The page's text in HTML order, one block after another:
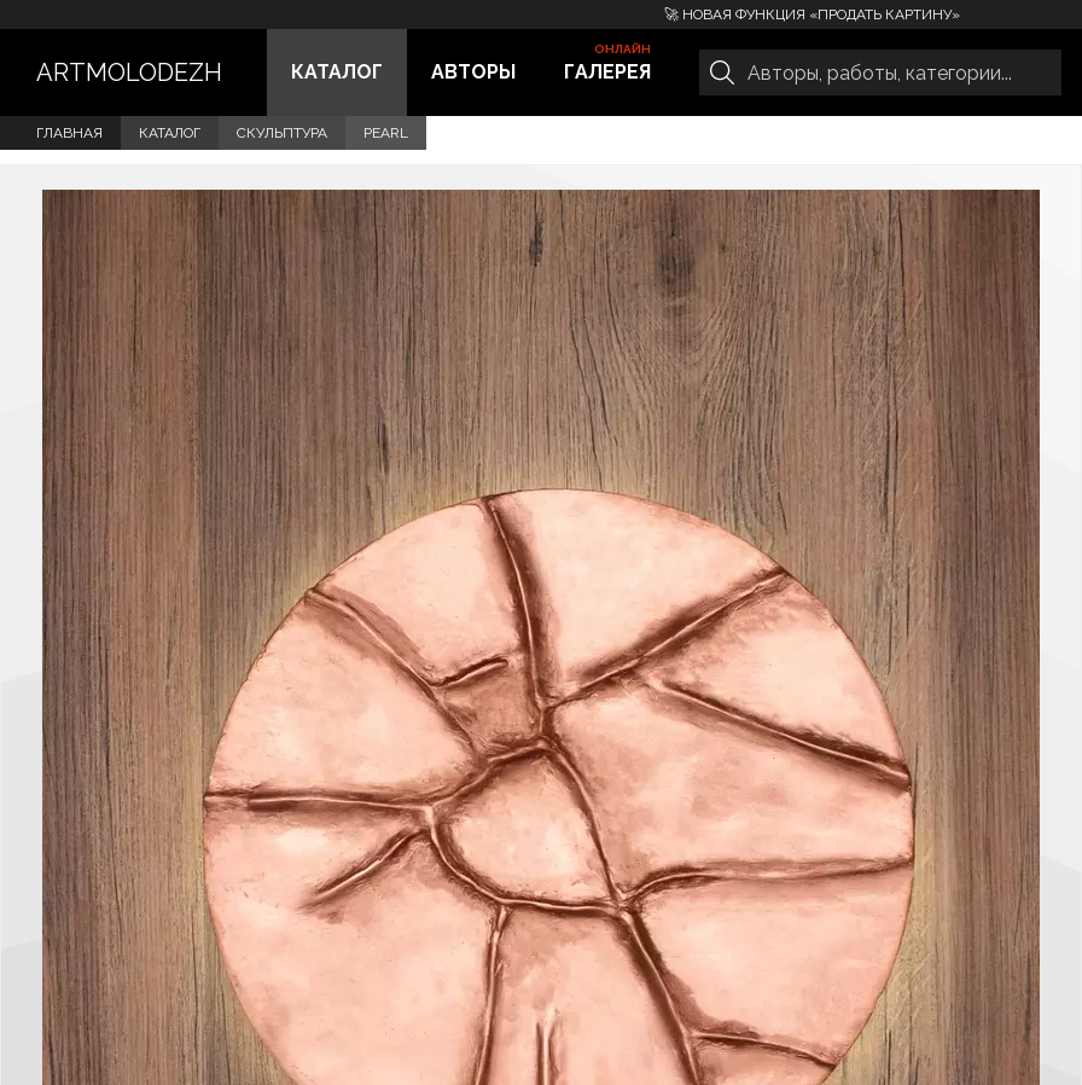
🚀 НОВАЯ ФУНКЦИЯ «ПРОДАТЬ КАРТИНУ»
ARTMOLODEZH КАТАЛОГ АВТОРЫ ГАЛЕРЕЯ
ГЛАВНАЯ КАТАЛОГ СКУЛЬПТУРА PEARL